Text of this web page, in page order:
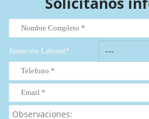
Situación Laboral*